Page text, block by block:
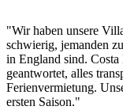
"Wir haben unsere
schwierig, jemanden
in England sind.
geantwortet, alles
Ferienvermietung.
ersten Saison."